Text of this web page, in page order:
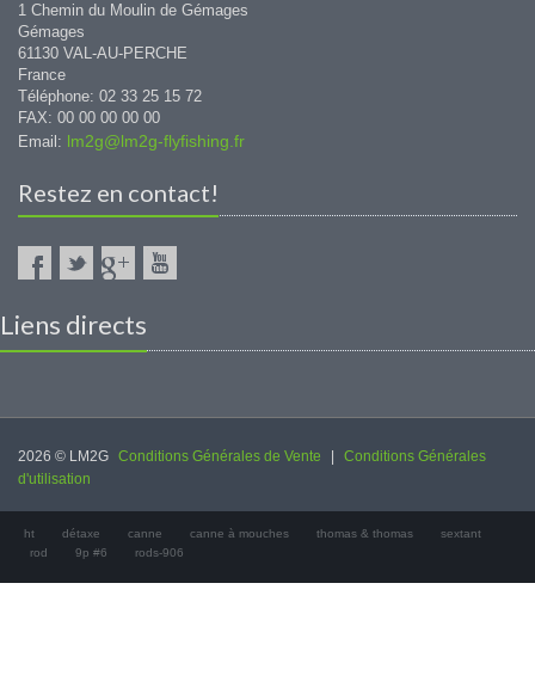
1 Chemin du Moulin de Gémages
Gémages
61130 VAL-AU-PERCHE
France
Téléphone: 02 33 25 15 72
FAX: 00 00 00 00 00
Email: lm2g@lm2g-flyfishing.fr
Restez en contact!
Liens directs
2026 © LM2G Conditions Générales de Vente
Conditions Générales
d'utilisation
ht détaxe canne canne à mouches thomas & thomas
sextant
rod
9p #6 rods-906